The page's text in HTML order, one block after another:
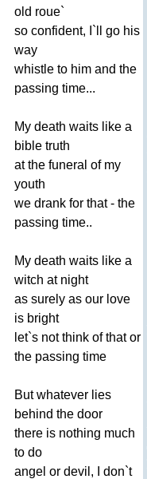
old roue`
so confident, ` go his
way
whistle to him and the
passing time...
My death waits like a
bible truth
at the funeral of my
youth
we drank for that- the
passing time..
My death waits like a
witch at night
as surely as our love
is bright
let`s not think of that or
the passing time
But whatever lies
behind the door
there is nothing much
to do
angel or devil , don`t